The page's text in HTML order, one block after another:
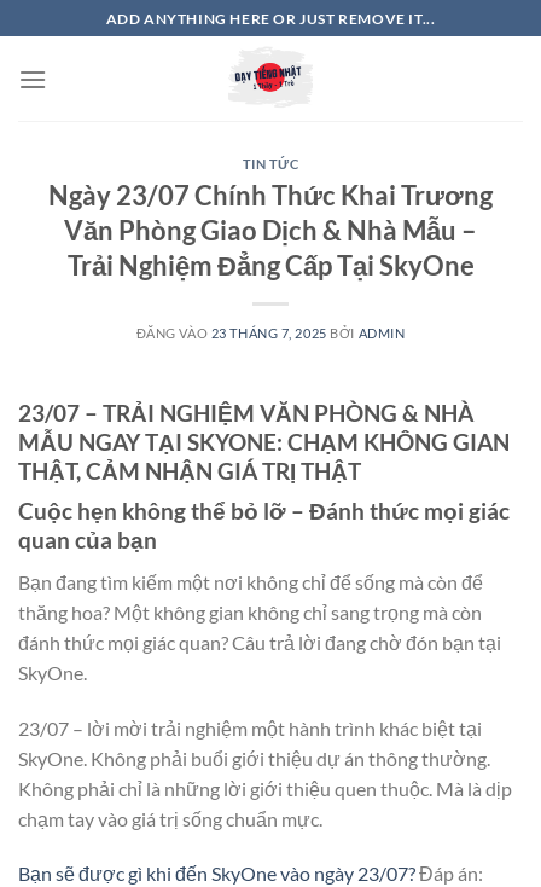
qua
nội
ADD ANYTHING HERE OR JUST REMOVE IT...
TIN TỨC
Ngày 23/07 Chính Thức Khai Trương
Văn Phòng Giao Dịch & Nhà Mẫu –
Trải Nghiệm Đẳng Cấp Tại SkyOne
ĐĂNG VÀO 23 THÁNG 7, 2025 BỞI ADMIN
23/07 – TRẢI NGHIỆM VĂN PHÒNG & NHÀ
MẪU NGAY TẠI SKYONE: CHẠM KHÔNG GIAN
THẬT, CẢM NHẬN GIÁ TRỊ THẬT
Cuộc hẹn không thể bỏ lỡ – Đánh thức mọi giác
quan của bạn
Bạn đang tìm kiếm một nơi không chỉ để sống mà còn để
thăng hoa? Một không gian không chỉ sang trọng mà còn
đánh thức mọi giác quan? Câu trả lời đang chờ đón bạn tại
SkyOne.
23/07 – lời mời trải nghiệm một hành trình khác biệt tại
SkyOne. Không phải buổi giới thiệu dự án thông thường.
Không phải chỉ là những lời giới thiệu quen thuộc. Mà là dịp
chạm tay vào giá trị sống chuẩn mực.
Bạn sẽ được gì khi đến SkyOne vào ngày 23/07?Đáp án: